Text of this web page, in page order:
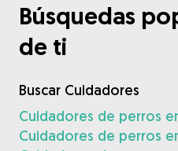
Búsquedas
de ti
Buscar Cuidadores
Cuidadores de perros
Cuidadores de perros